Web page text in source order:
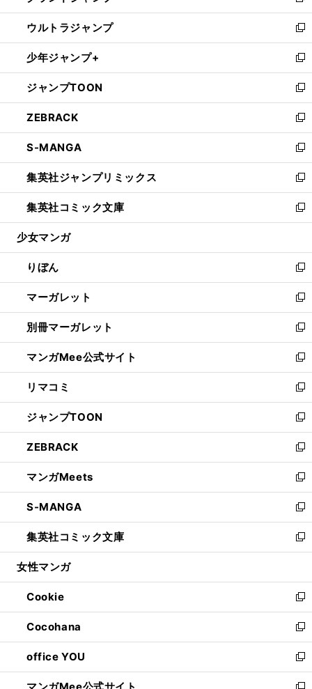
開
く
ウ
で
開
く
ン
ド
ウ
で
開
く
ウ
ィ
ン
ド
ウ
で
開
く
し
い
ウ
ィ
ン
ド
ウ
で
開
く
ウルトラジャンプ
新
し
い
ウ
ィ
ン
ド
ウ
で
開
く
少年ジャンプ+
新
し
い
ウ
ィ
ン
ド
ウ
で
開
く
ジャンプTOON
新
し
い
ウ
ィ
ン
ド
ウ
で
開
ZEBRACK
新
し
い
ウ
ィ
ン
ド
ウ
開
く
S-MANGA
新
し
い
ウ
ィ
ン
ウ
で
開
く
集英社ジャンプリミックス
新
し
い
ウ
ン
ド
ウ
で
開
く
集英社コミック文庫
新
し
ウ
ィ
ン
ド
ウ
で
開
く
少女マンガ
りぼん
新
し
い
ウ
ィ
ン
ド
ウ
で
開
く
マーガレット
新
し
い
ウ
ィ
ン
ド
ウ
で
開
く
別冊マーガレット
新
し
い
ウ
ィ
ン
ド
ウ
で
開
く
マンガMee公式サイト
新
し
い
ウ
ィ
ン
ド
ウ
で
開
く
リマコミ
新
し
い
ウ
ィ
ン
ド
ウ
で
開
く
ジャンプTOON
新
し
い
ウ
ィ
ン
ド
ウ
で
開
ZEBRACK
新
し
い
ウ
ィ
ン
ド
ウ
開
く
マンガMeets
新
し
い
ウ
ィ
ン
ウ
で
開
く
S-MANGA
新
し
い
ウ
ン
ド
ウ
で
開
く
集英社コミック文庫
新
し
ウ
ィ
ン
ド
ウ
で
開
く
女性マンガ
Cookie
新
し
い
ウ
ィ
ン
Cocohana
新
し
い
ウ
office YOU
新
し